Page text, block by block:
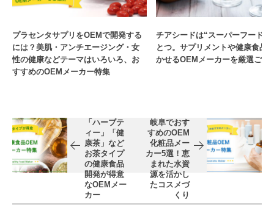
プラセンタサプリをOEMで開発する
には？美肌・アンチエージング・女
性の健康などテーマはいろいろ、お
すすめのOEMメーカー特集
チアシードは“スーパーフード”
とつ。サプリメントや健康食品
かせるOEMメーカーを厳選ご紹
「ハーブテ
ィー」「健
康茶」など
お茶タイプ
の健康食品
開発が得意
なOEMメー
カー
岐阜でおす
すめのOEM
化粧品メー
カー5選！恵
まれた水資
源を活かし
たコスメづ
くり